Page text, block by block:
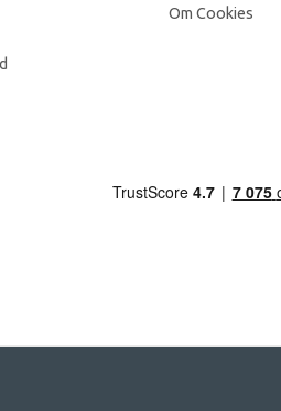
Om Cookies